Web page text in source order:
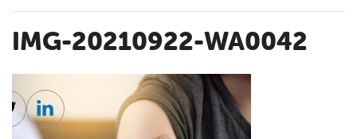
IMG-20210922-WA0042
Twitter
Linkedin